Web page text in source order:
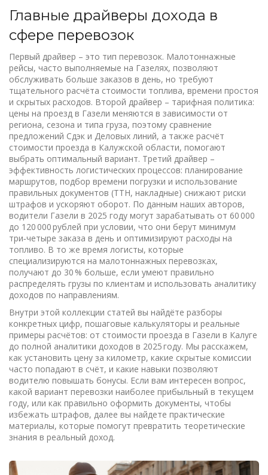
Главные драйверы дохода в
сфере перевозок
Первый драйвер – это тип перевозок. Малотоннажные
рейсы, часто выполняемые на Газелях, позволяют
обслуживать больше заказов в день, но требуют
тщательного расчёта стоимости топлива, времени простоя
и скрытых расходов. Второй драйвер – тарифная политика:
цены на проезд в Газели меняются в зависимости от
региона, сезона и типа груза, поэтому сравнение
предложений Сдэк и Деловых линий, а также расчёт
стоимости проезда в Калужской области, помогают
выбрать оптимальный вариант. Третий драйвер –
эффективность логистических процессов: планирование
маршрутов, подбор времени погрузки и использование
правильных документов (ТТН, накладные) снижают риски
штрафов и ускоряют оборот. По данным наших авторов,
водители Газели в 2025 году могут зарабатывать от 60 000
до 120 000 рублей при условии, что они берут минимум
три‑четыре заказа в день и оптимизируют расходы на
топливо. В то же время логисты, которые
специализируются на малотоннажных перевозках,
получают до 30 % больше, если умеют правильно
распределять грузы по клиентам и использовать аналитику
доходов по направлениям.
Внутри этой коллекции статей вы найдёте разборы
конкретных цифр, пошаговые калькуляторы и реальные
примеры расчётов: от стоимости проезда в Газели в Калуге
до полной аналитики доходов в 2025 году. Мы расскажем,
как установить цену за километр, какие скрытые комиссии
часто попадают в счёт, и какие навыки позволяют
водителю повышать бонусы. Если вам интересен вопрос,
какой вариант перевозки наиболее прибыльный в текущем
году, или как правильно оформить документы, чтобы
избежать штрафов, далее вы найдете практические
материалы, которые помогут превратить теоретические
знания в реальный доход.